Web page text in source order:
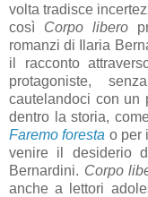
volta tradisce
così Corpo libero
romanzi di Ilaria
il racconto
protagoniste,
cautelandoci con un
dentro la storia,
Faremo foresta o per
venire il desiderio
Bernardini. Corpo
anche a lettori